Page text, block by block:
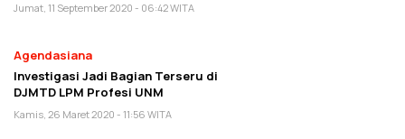
Jumat, 11 September 2020 - 06:42 WITA
Agendasiana
Investigasi Jadi Bagian Terseru di
DJMTD LPM Profesi UNM
Kamis, 26 Maret 2020 - 11:56 WITA